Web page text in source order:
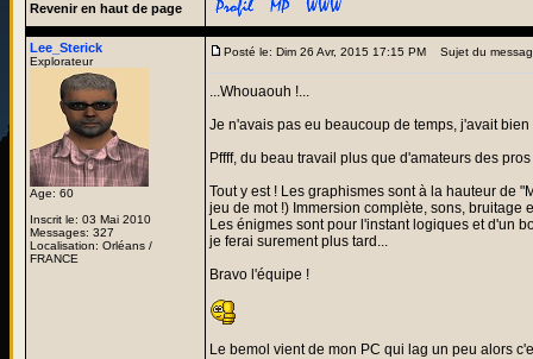
Revenir en haut de page
Lee_Sterick
Explorateur
Age: 60
Inscrit le: 03 Mai 2010
Messages: 327
Localisation: Orléans /
FRANCE
Posté le: Dim 26 Avr, 2015 17:15 PM Sujet du
...Whouaouh !...
Je n'avais pas eu beaucoup de temps, j'avait
Pffff, du beau travail plus que d'amateurs des
Tout y est ! Les graphismes sont à la hauteur de
jeu de mot !) Immersion complète, sons, bruitage
Les énigmes sont pour l'instant logiques et d'un
je ferai surement plus tard...
Bravo l'équipe !
Le bemol vient de mon PC qui lag un peu alors